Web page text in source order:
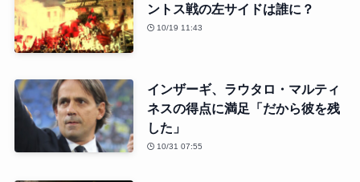
ントス戦の左サイドは誰に？
10/19 11:43
インザーギ、ラウタロ・マルティ
ネスの得点に満足「だから彼を残
した」
10/31 07:55